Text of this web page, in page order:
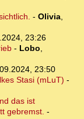
- Olivia,
23:26
- Lobo,
23:50
Stasi (mLuT) -
das ist
gebremst. -